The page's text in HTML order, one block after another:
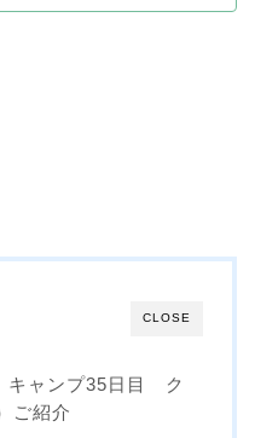
CLOSE
キャンプ35日目 ク
ご紹介